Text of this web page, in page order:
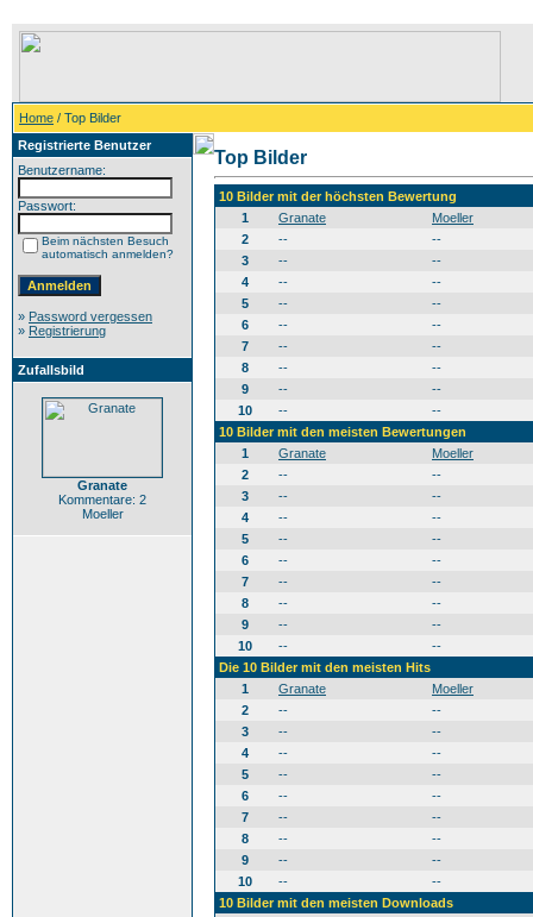
Home / Top Bilder
Registrierte Benutzer
Benutzername:
Passwort:
Beim nächsten Besuch
automatisch anmelden?
» Password vergessen
» Registrierung
Zufallsbild
Granate
Kommentare: 2
Moeller
Top Bilder
10 Bilder mit der höchsten Bewertung
1
Granate
Moeller
2
--
--
3
--
--
4
--
--
5
--
--
6
--
--
7
--
--
8
--
--
9
--
--
10
--
--
10 Bilder mit den meisten Bewertungen
1
Granate
Moeller
2
--
--
3
--
--
4
--
--
5
--
--
6
--
--
7
--
--
8
--
--
9
--
--
10
--
--
Die 10 Bilder mit den meisten Hits
1
Granate
Moeller
2
--
--
3
--
--
4
--
--
5
--
--
6
--
--
7
--
--
8
--
--
9
--
--
10
--
--
10 Bilder mit den meisten Downloads